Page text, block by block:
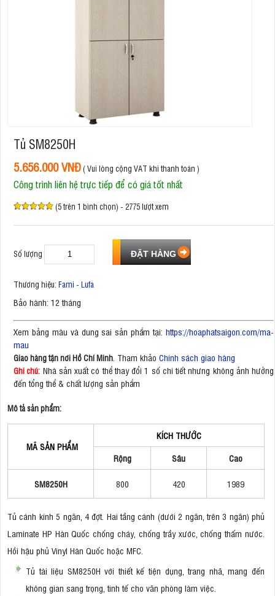
Tủ SM8250H
5.656.000 VNĐ( Vui lòng cộng VAT khi thanh toán )
Công trình liên hệ trực tiếp để có giá tốt nhất
(5 trên 1 bình chọn) - 2775 lượt xem
Số lượng
Thương hiệu: Fami - Lufa
Bảo hành: 12 tháng
Xem bảng màu và dung sai sản phẩm tại: https://hoaphatsaigon.com/ma-
mau
Giao hàng tận nơi Hồ Chí Minh . Tham khảo Chính sách giao hàng
Ghi chú: Nhà sản xuất có thể thay đổi 1 số chi tiết nhưng không ảnh hưởng
đến tổng thể & chất lượng sản phẩm
Mô tả sản phẩm:
MÃ SẢN PHẨM
KÍCH THƯỚC
Rộng
Sâu Cao
SM8250H 800 420 1989
Tủ cánh kính 5 ngăn, 4 đợt. Hai tầng cánh (dưới 2 ngăn, trên 3 ngăn) phủ
Laminate HP Hàn Quốc chống cháy, chống trầy xước, chống thấm nước.
Hồi hậu phủ Vinyl Hàn Quốc hoặc MFC.
Tủ tài liệu SM8250H với thiết kế tiện dụng, trang nhã, mang đến
không gian sang trọng, tinh tế cho văn phòng làm việc.